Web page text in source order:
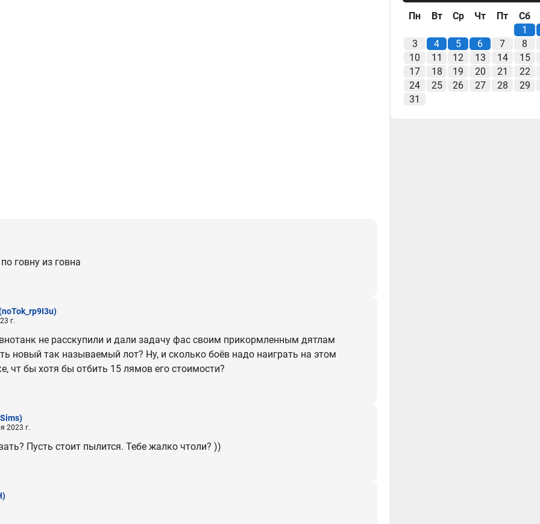
говну из говна
г.
не расскупили и дали задачу фас своим прикормленным дятлам
новый так называемый лот? Ну, и сколько боёв надо наиграть на этом
чт бы хотя бы отбить 15 лямов его стоимости?
2023 г.
Пусть стоит пылится. Тебе жалко чтоли? ))
Пн Вт Ср Чт Пт
Сб
1
3
4 5 6 7
8
10
11 12 13 14
15
17
18 19 20 21
22
24
25 26 27 28
29
31